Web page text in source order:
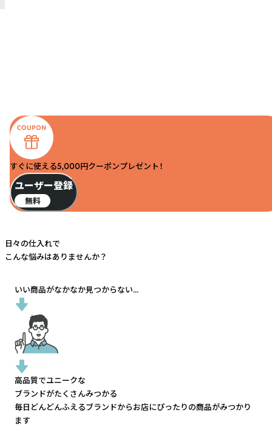
すぐに使える5,000円クーポンプレゼント！
ユーザー登録
無料
日々の仕入れで
こんな悩みはありませんか？
いい商品がなかなか見つからない...
高品質でユニークな
ブランドがたくさんみつかる
毎日どんどんふえるブランドからお店にぴったりの商品がみつかり
ます